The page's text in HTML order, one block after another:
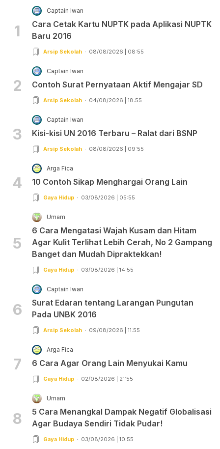
1
Captain Iwan
Cara Cetak Kartu NUPTK pada Aplikasi NUPTK
Baru 2016
Arsip Sekolah 08/08/2026 | 08:55
2
Captain Iwan
Contoh Surat Pernyataan Aktif Mengajar SD
Arsip Sekolah 04/08/2026 | 18:55
3
Captain Iwan
Kisi-kisi UN 2016 Terbaru – Ralat dari BSNP
Arsip Sekolah 08/08/2026 | 09:55
4
Arga Fica
10 Contoh Sikap Menghargai Orang Lain
Gaya Hidup 03/08/2026 | 05:55
5
Umam
6 Cara Mengatasi Wajah Kusam dan Hitam
Agar Kulit Terlihat Lebih Cerah, No 2 Gampang
Banget dan Mudah Dipraktekkan!
Gaya Hidup 03/08/2026 | 14:55
6
Captain Iwan
Surat Edaran tentang Larangan Pungutan
Pada UNBK 2016
Arsip Sekolah 09/08/2026 | 11:55
7
Arga Fica
6 Cara Agar Orang Lain Menyukai Kamu
Gaya Hidup 02/08/2026 | 21:55
8
Umam
5 Cara Menangkal Dampak Negatif Globalisasi
Agar Budaya Sendiri Tidak Pudar!
Gaya Hidup 03/08/2026 | 10:55